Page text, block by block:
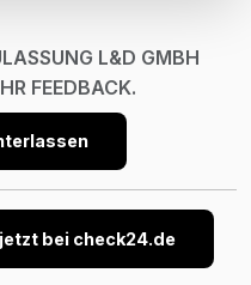
L&D GMBH
FEEDBACK.
bei check24.de